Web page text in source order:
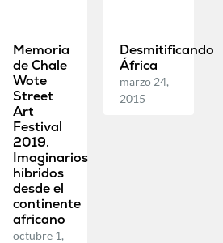
Memoria
de Chale
Wote
Street
Art
Festival
2019.
Imaginarios
híbridos
desde el
continente
africano
octubre 1,
Desmitificando
África
marzo 24,
2015